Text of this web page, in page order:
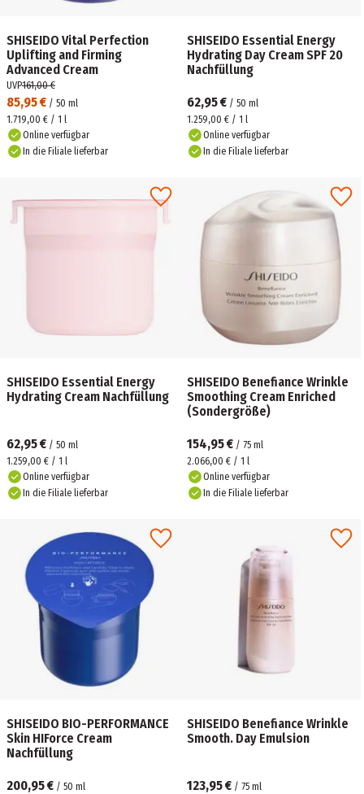
SHISEIDO Vital Perfection
Uplifting and Firming
Advanced Cream
85,95 € / 50 ml
UVP161,00 €
1.719,00 € / 1 l
Online verfügbar
In die Filiale lieferbar
SHISEIDO Essential Energy
Hydrating Day Cream SPF 20
Nachfüllung
62,95 € / 50 ml
1.259,00 € / 1 l
Online verfügbar
In die Filiale lieferbar
SHISEIDO Essential Energy
Hydrating Cream Nachfüllung
62,95 € / 50 ml
1.259,00 € / 1 l
Online verfügbar
In die Filiale lieferbar
SHISEIDO Benefiance Wrinkle
Smoothing Cream Enriched
(Sondergröße)
154,95 € / 75 ml
2.066,00 € / 1 l
Online verfügbar
In die Filiale lieferbar
SHISEIDO BIO-PERFORMANCE
Skin HIForce Cream
Nachfüllung
200,95 € / 50 ml
SHISEIDO Benefiance Wrinkle
Smooth. Day Emulsion
123,95 € / 75 ml